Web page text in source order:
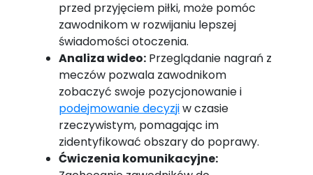
przed przyjęciem piłki, może pomóc
zawodnikom w rozwijaniu lepszej
świadomości otoczenia.
Analiza wideo: Przeglądanie nagrań z
meczów pozwala zawodnikom
zobaczyć swoje pozycjonowanie i
podejmowanie decyzjiw czasie
rzeczywistym, pomagając im
zidentyfikować obszary do poprawy.
Ćwiczenia komunikacyjne: